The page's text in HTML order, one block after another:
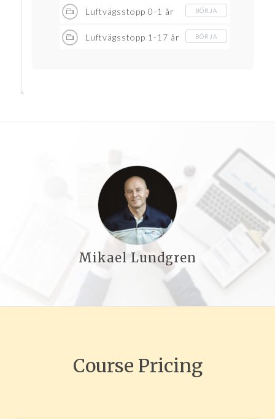
Luftvägsstopp 0-1 år BÖRJA
Luftvägsstopp 1-17 år BÖRJA
Mikael Lundgren
Course Pricing